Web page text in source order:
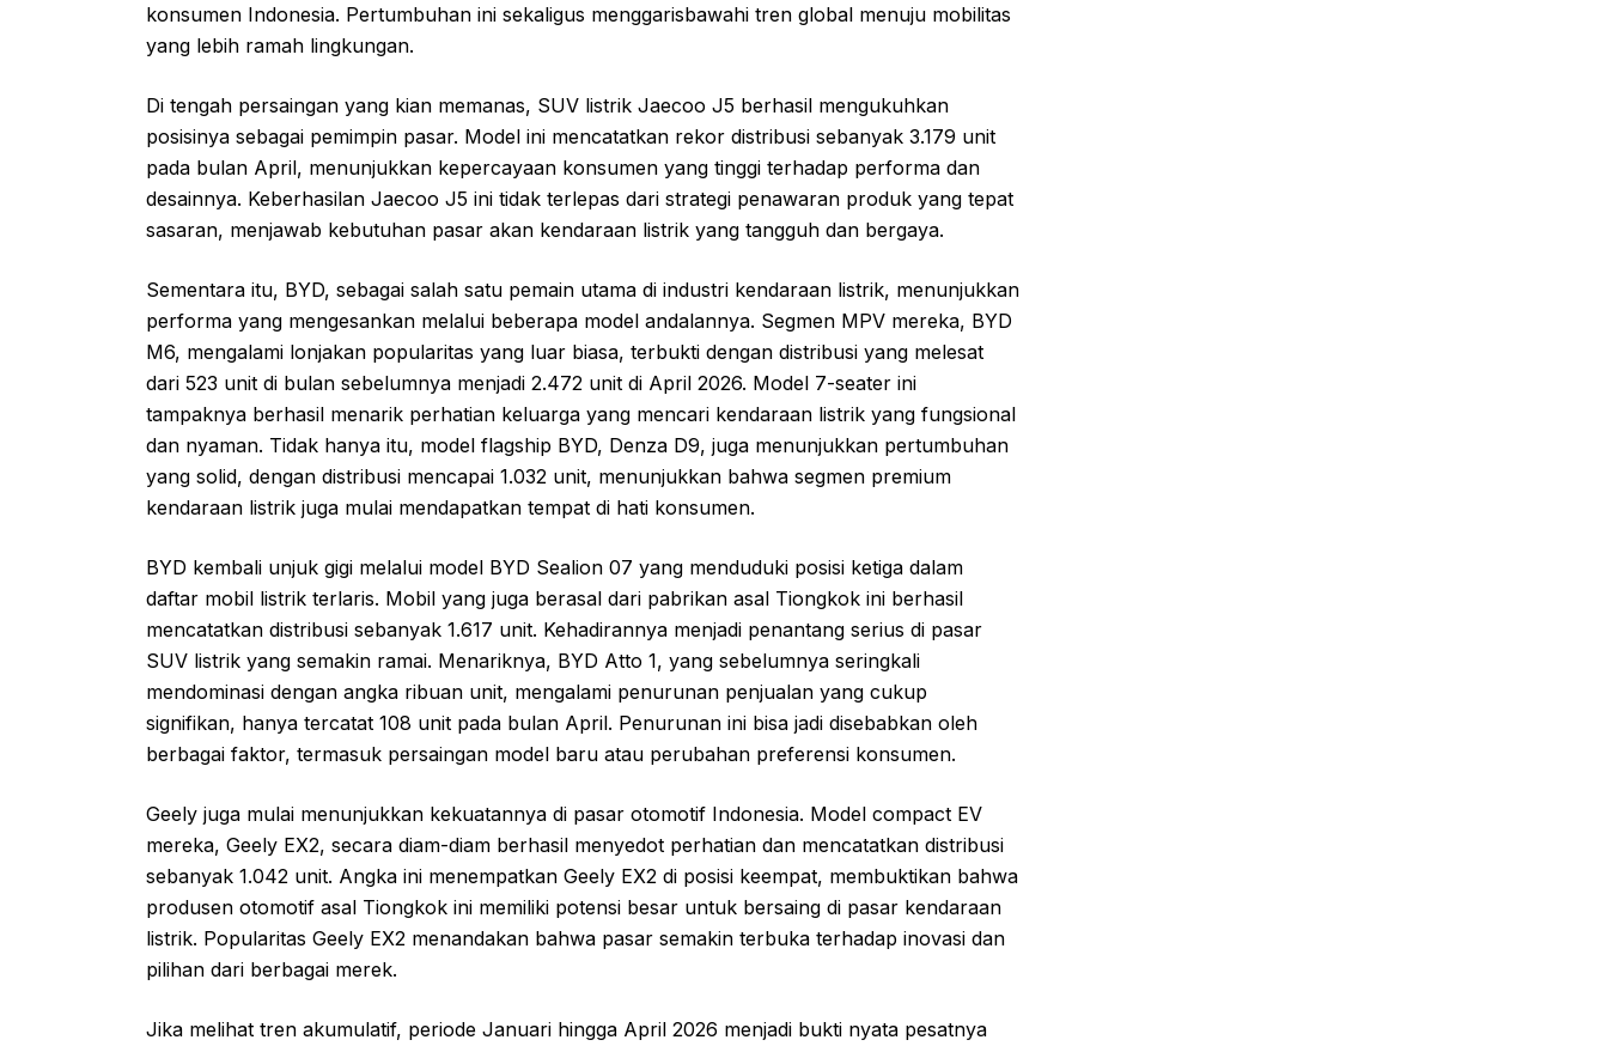
konsumen Indonesia. Pertumbuhan ini sekaligus menggarisbawahi tren global menuju mobilitas
yang lebih ramah lingkungan.
Di tengah persaingan yang kian memanas, SUV listrik Jaecoo J5 berhasil mengukuhkan
posisinya sebagai pemimpin pasar. Model ini mencatatkan rekor distribusi sebanyak 3.179 unit
pada bulan April, menunjukkan kepercayaan konsumen yang tinggi terhadap performa dan
desainnya. Keberhasilan Jaecoo J5 ini tidak terlepas dari strategi penawaran produk yang tepat
sasaran, menjawab kebutuhan pasar akan kendaraan listrik yang tangguh dan bergaya.
Sementara itu, BYD, sebagai salah satu pemain utama di industri kendaraan listrik, menunjukkan
performa yang mengesankan melalui beberapa model andalannya. Segmen MPV mereka, BYD
M6, mengalami lonjakan popularitas yang luar biasa, terbukti dengan distribusi yang melesat
dari 523 unit di bulan sebelumnya menjadi 2.472 unit di April 2026. Model 7-seater ini
tampaknya berhasil menarik perhatian keluarga yang mencari kendaraan listrik yang fungsional
dan nyaman. Tidak hanya itu, model flagship BYD, Denza D9, juga menunjukkan pertumbuhan
yang solid, dengan distribusi mencapai 1.032 unit, menunjukkan bahwa segmen premium
kendaraan listrik juga mulai mendapatkan tempat di hati konsumen.
BYD kembali unjuk gigi melalui model BYD Sealion 07 yang menduduki posisi ketiga dalam
daftar mobil listrik terlaris. Mobil yang juga berasal dari pabrikan asal Tiongkok ini berhasil
mencatatkan distribusi sebanyak 1.617 unit. Kehadirannya menjadi penantang serius di pasar
SUV listrik yang semakin ramai. Menariknya, BYD Atto 1, yang sebelumnya seringkali
mendominasi dengan angka ribuan unit, mengalami penurunan penjualan yang cukup
signifikan, hanya tercatat 108 unit pada bulan April. Penurunan ini bisa jadi disebabkan oleh
berbagai faktor, termasuk persaingan model baru atau perubahan preferensi konsumen.
Geely juga mulai menunjukkan kekuatannya di pasar otomotif Indonesia. Model compact EV
mereka, Geely EX2, secara diam-diam berhasil menyedot perhatian dan mencatatkan distribusi
sebanyak 1.042 unit. Angka ini menempatkan Geely EX2 di posisi keempat, membuktikan bahwa
produsen otomotif asal Tiongkok ini memiliki potensi besar untuk bersaing di pasar kendaraan
listrik. Popularitas Geely EX2 menandakan bahwa pasar semakin terbuka terhadap inovasi dan
pilihan dari berbagai merek.
Jika melihat tren akumulatif, periode Januari hingga April 2026 menjadi bukti nyata pesatnya